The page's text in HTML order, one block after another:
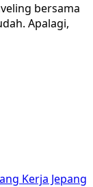
bersama
Apalagi,